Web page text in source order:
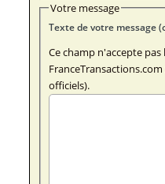
Votre message
Ce champ n'accepte
officiels).